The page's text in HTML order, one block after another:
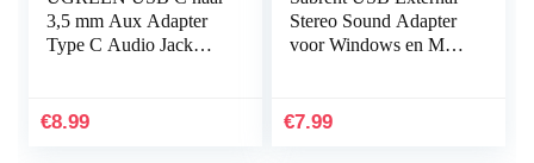
3,5 mm Aux Adapter
Type C Audio Jack
met Huawei P40 P30
€8.99
Stereo Sound Adapter
voor Windows en Mac.
MMSA)
€7.99